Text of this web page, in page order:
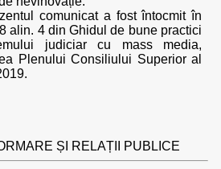
comunicat a fost întocmit în
alin. 4 din Ghidul de bune practici
judiciar cu mass media,
Plenului Consiliului Superior al
ȘI RELAȚII PUBLICE